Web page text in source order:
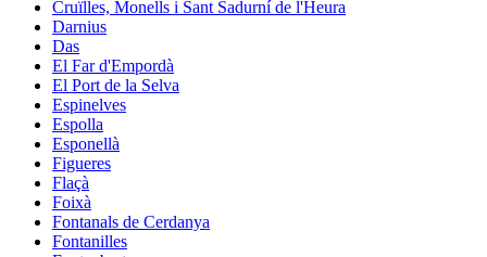
Cruïlles, Monells i Sant Sadurní de l'Heura
Darnius
Das
El Far d'Empordà
El Port de la Selva
Espinelves
Espolla
Esponellà
Figueres
Flaçà
Foixà
Fontanals de Cerdanya
Fontanilles